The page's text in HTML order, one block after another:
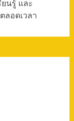
นรู้ และ
ลอดเวลา